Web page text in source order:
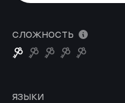
сложность
языки